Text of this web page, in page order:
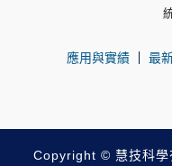
應用與實績 最
Copyright © 慧技科